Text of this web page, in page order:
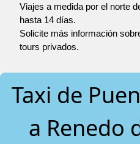
Viajes a medida por el norte
hasta 14 días.
Solicite más información
tours privados.
Taxi de
a Renedo